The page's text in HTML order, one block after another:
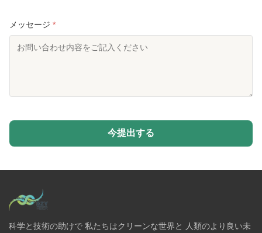
メッセージ *
今提出する
科学と技術の助けで 私たちはクリーンな世界と 人類のより良い未